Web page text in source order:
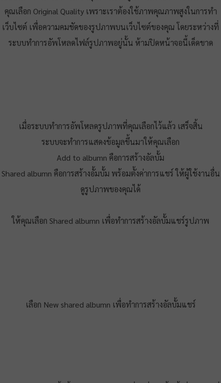
คุณเลือก Original Quality เพราะเราต้องใช้ภาพคุณภาพสูงในการทำ
เว็บไซต์ เพื่อความคมชัดของรูปภาพบนเว็บไซต์ของคุณ โดยระหว่างที่
ระบบทำการอัพโหลดไฟล์รูปภาพอยู่นั้น ห้ามปิดหน้าจอนี้เด็ดขาด
เมื่อระบบทำการอัพโหลดรูปภาพที่คุณเลือกไว้แล้ว เสร็จสิ้น
ระบบจะทำการแสดงข้อมูลขึ้นมาให้คุณเลือก
Add to albumn คือการสร้างอัลบั้ม
​Shared albumn คือการสร้างอั้มบั้ม พร้อมตั้งค่าการแชร์ ให้ผู้ใช้งานอื่น
ดูรูปภาพของคุณได้
​ให้คุณเลือก Shared albumn เพื่อทำการสร้างอัลบั้มแชร์รูปภาพ
เลือก New shared albumn เพื่อทำการสร้างอัลบั้มแชร์